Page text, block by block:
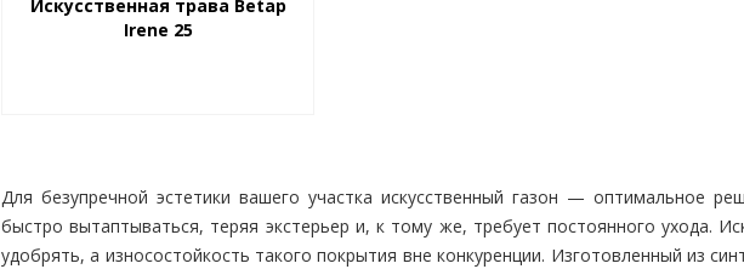
Искусственная трава Betap
Irene 25
Для безупречной эстетики вашего участка искусственный газон — оптимальное
быстро вытаптываться, теряя экстерьер и, к тому же, требует постоянного ухода.
удобрять, а износостойкость такого покрытия вне конкуренции. Изготовленный из